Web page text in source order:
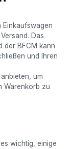
Einkaufswagen
Das
der BFCM kann
und Ihren
um
Warenkorb zu
wichtig, einige